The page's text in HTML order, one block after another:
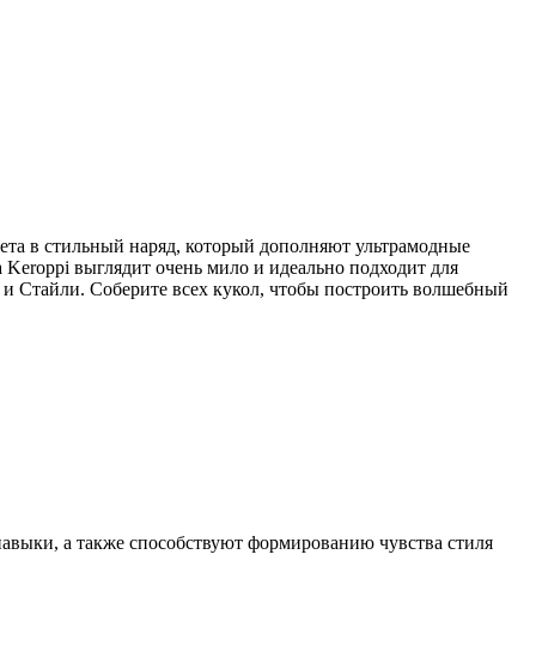
в стильный наряд, который дополняют ультрамодные
выглядит очень мило и идеально подходит для
Соберите всех кукол, чтобы построить волшебный
а также способствуют формированию чувства стиля